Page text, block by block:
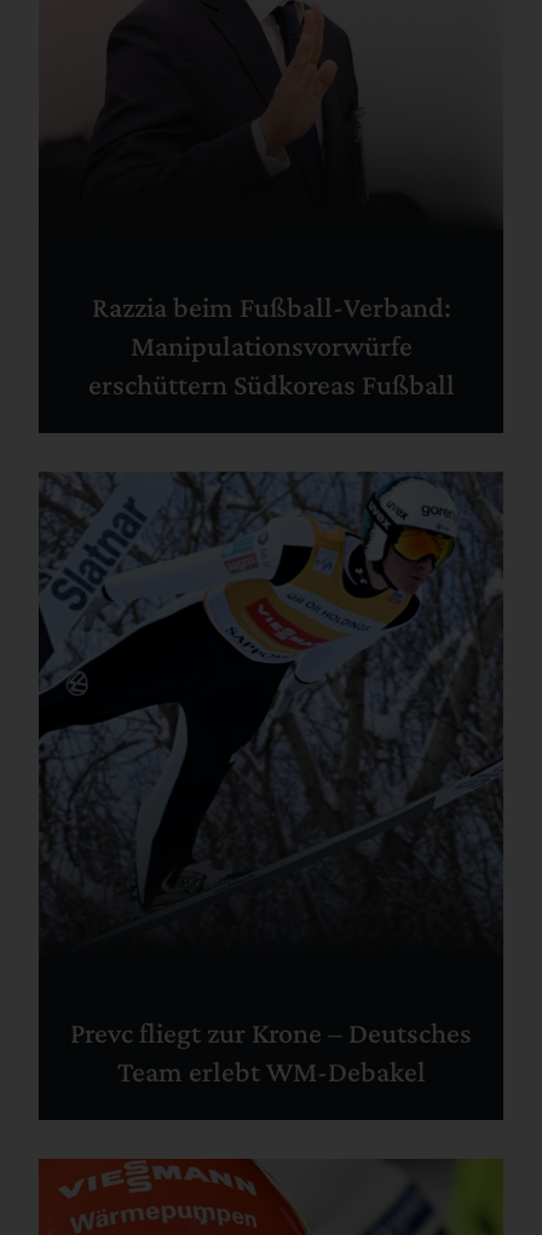
Razzia beim Fußball-Verband:
Manipulationsvorwürfe
erschüttern Südkoreas Fußball
Prevc fliegt zur Krone – Deutsches
Team erlebt WM-Debakel